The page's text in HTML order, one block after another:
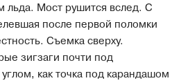
льда. Мост рушится вслед. С
после первой поломки
Съемка сверху.
зигзаги почти под
как точка под карандашом